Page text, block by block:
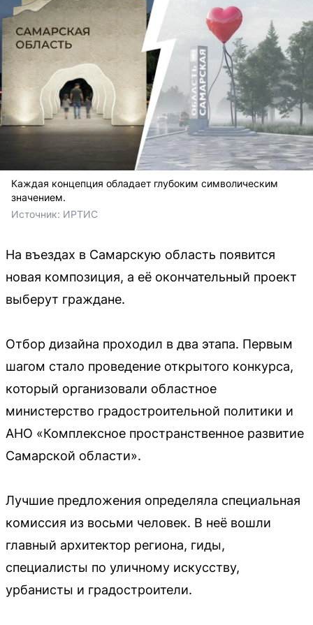
Каждая концепция обладает глубоким символическим
значением.
Источник: ИРТИС
На въездах в Самарскую область появится
новая композиция, а её окончательный проект
выберут граждане.
Отбор дизайна проходил в два этапа. Первым
шагом стало проведение открытого конкурса,
который организовали областное
министерство градостроительной политики и
АНО «Комплексное пространственное развитие
Самарской области».
Лучшие предложения определяла специальная
комиссия из восьми человек. В неё вошли
главный архитектор региона, гиды,
специалисты по уличному искусству,
урбанисты и градостроители.